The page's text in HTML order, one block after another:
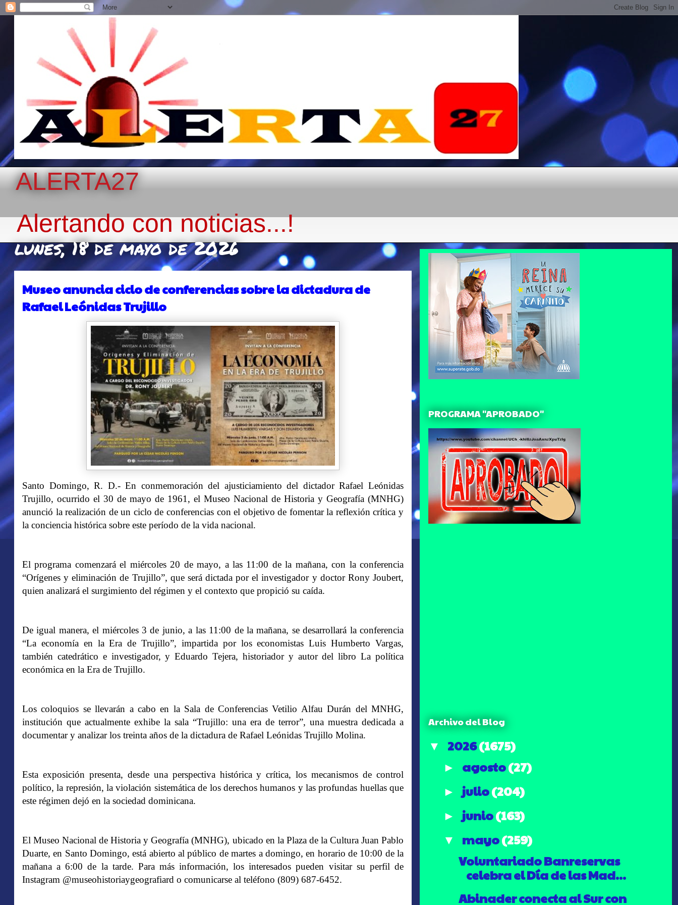
ALERTA27
Alertando con noticias...!
lunes, 18 de mayo de 2026
Museo anuncia ciclo de conferencias sobre la dictadura de
Rafael Leónidas Trujillo
Santo Domingo, R. D.- En conmemoración del ajusticiamiento del dictador Rafael Leónidas
Trujillo, ocurrido el 30 de mayo de 1961, el Museo Nacional de Historia y Geografía (MNHG)
anunció la realización de un ciclo de conferencias con el objetivo de fomentar la reflexión crítica y
la conciencia histórica sobre este período de la vida nacional.
El programa comenzará el miércoles 20 de mayo, a las 11:00 de la mañana, con la conferencia
“Orígenes y eliminación de Trujillo”, que será dictada por el investigador y doctor Rony Joubert,
quien analizará el surgimiento del régimen y el contexto que propició su caída.
De igual manera, el miércoles 3 de junio, a las 11:00 de la mañana, se desarrollará la conferencia
“La economía en la Era de Trujillo”, impartida por los economistas Luis Humberto Vargas,
también catedrático e investigador, y Eduardo Tejera, historiador y autor del libro La política
económica en la Era de Trujillo.
Los coloquios se llevarán a cabo en la Sala de Conferencias Vetilio Alfau Durán del MNHG,
institución que actualmente exhibe la sala “Trujillo: una era de terror”, una muestra dedicada a
documentar y analizar los treinta años de la dictadura de Rafael Leónidas Trujillo Molina.
Esta exposición presenta, desde una perspectiva histórica y crítica, los mecanismos de control
político, la represión, la violación sistemática de los derechos humanos y las profundas huellas que
este régimen dejó en la sociedad dominicana.
El Museo Nacional de Historia y Geografía (MNHG), ubicado en la Plaza de la Cultura Juan Pablo
Duarte, en Santo Domingo, está abierto al público de martes a domingo, en horario de 10:00 de la
mañana a 6:00 de la tarde. Para más información, los interesados pueden visitar su perfil de
Instagram @museohistoriaygeografiard o comunicarse al teléfono (809) 687-6452.
PROGRAMA "APROBADO"
Archivo del Blog
▼ 2026(1675)
► agosto(27)
► julio(204)
► junio(163)
▼ mayo(259)
Voluntariado Banreservas
celebra el Día de las Mad...
Abinader conecta al Sur con